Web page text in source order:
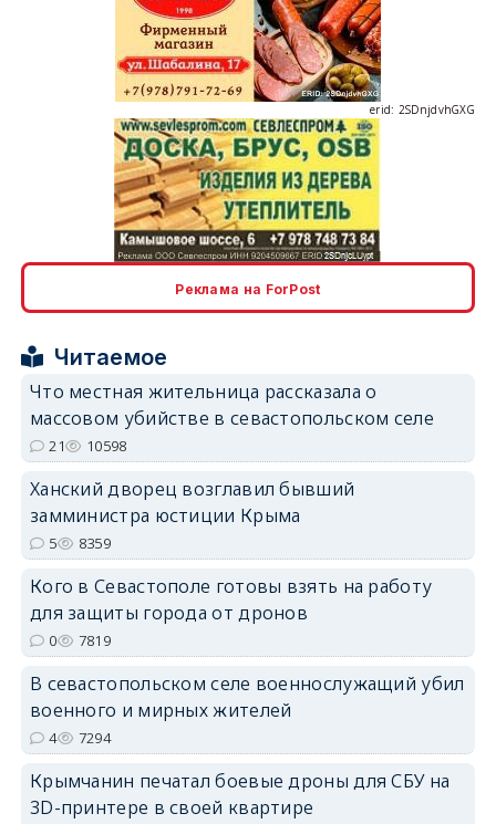
erid: 2SDnjdvhGXG
erid: 2SDnjcLUypt
erid: 2SDnjcrDNw6
Реклама на ForPost
Читаемое
Что местная жительница рассказала о
массовом убийстве в севастопольском селе
21 10598
Ханский дворец возглавил бывший
замминистра юстиции Крыма
5 8359
Кого в Севастополе готовы взять на работу
для защиты города от дронов
0 7819
В севастопольском селе военнослужащий убил
военного и мирных жителей
4 7294
Крымчанин печатал боевые дроны для СБУ на
3D-принтере в своей квартире